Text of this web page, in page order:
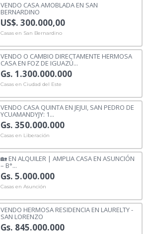
VENDO CASA AMOBLADA EN SAN
BERNARDINO
US$. 300.000,00
Casas en San Bernardino
VENDO O CAMBIO DIRECTAMENTE HERMOSA
CASA EN FOZ DE IGUAZÚ...
Gs. 1.300.000.000
Casas en Ciudad del Este
VENDO CASA QUINTA EN JEJUI, SAN PEDRO DE
YCUAMANDYJY: 1...
Gs. 350.000.000
Casas en Liberación
🏡 EN ALQUILER | AMPLIA CASA EN ASUNCIÓN
– B°...
Gs. 5.000.000
Casas en Asunción
VENDO HERMOSA RESIDENCIA EN LAURELTY -
SAN LORENZO
Gs. 845.000.000